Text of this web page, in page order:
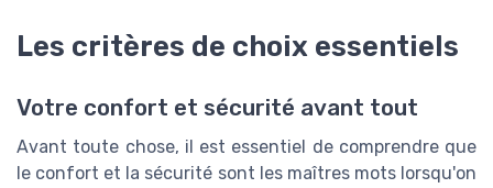
Les critères de choix essentiels
Votre confort et sécurité avant tout
Avant toute chose, il est essentiel de comprendre que
le confort et la sécurité sont les maîtres mots lorsqu'on